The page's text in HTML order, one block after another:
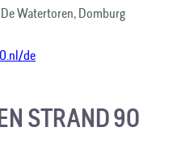
Watertoren, Domburg
de
STRAND 90